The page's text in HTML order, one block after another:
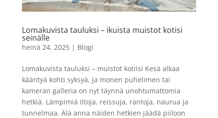
Lomakuvista tauluksi – ikuista muistot kotisi
seinälle
heinä 24, 2025| Blogi
Lomakuvista tauluksi – muistot kotiisi Kesä alkaa
kääntyä kohti syksyä, ja monen puhelimen tai
kameran galleria on nyt täynnä unohtumattomia
hetkiä. Lämpimiä iltoja, reissuja, rantoja, naurua ja
tunnelmaa. Älä anna näiden hetkien jäädä piiloon
(Kodak Eastman)